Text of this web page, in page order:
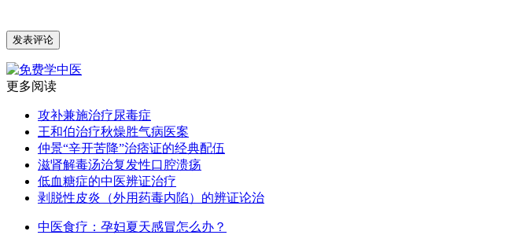
更多阅读
攻补兼施治疗尿毒症
王和伯治疗秋燥胜气病医案
仲景“辛开苦降”治痞证的经典配伍
滋肾解毒汤治复发性口腔溃疡
低血糖症的中医辨证治疗
剥脱性皮炎（外用药毒内陷）的辨证论治
中医食疗：孕妇夏天感冒怎么办？